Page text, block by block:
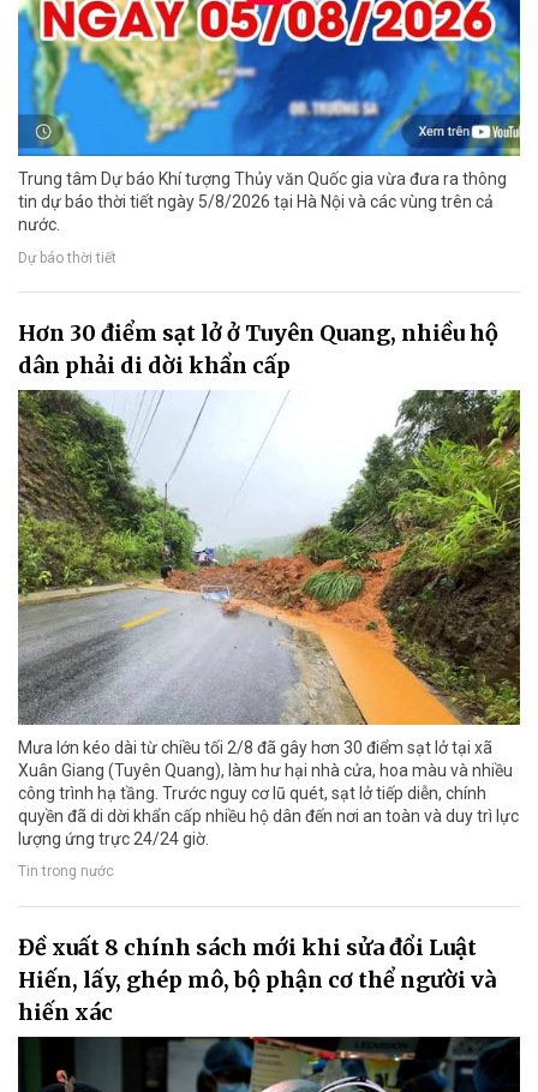
Trung tâm Dự báo Khí tượng Thủy văn Quốc gia vừa đưa ra thông
tin dự báo thời tiết ngày 5/8/2026 tại Hà Nội và các vùng trên cả
nước.
Dự báo thời tiết
Hơn 30 điểm sạt lở ở Tuyên Quang, nhiều hộ
dân phải di dời khẩn cấp
Mưa lớn kéo dài từ chiều tối 2/8 đã gây hơn 30 điểm sạt lở tại xã
Xuân Giang (Tuyên Quang), làm hư hại nhà cửa, hoa màu và nhiều
công trình hạ tầng. Trước nguy cơ lũ quét, sạt lở tiếp diễn, chính
quyền đã di dời khẩn cấp nhiều hộ dân đến nơi an toàn và duy trì lực
lượng ứng trực 24/24 giờ.
Tin trong nước
Đề xuất 8 chính sách mới khi sửa đổi Luật
Hiến, lấy, ghép mô, bộ phận cơ thể người và
hiến xác